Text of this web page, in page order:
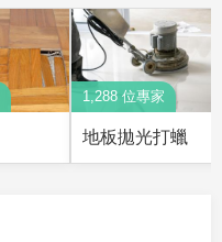
1,288 位專家
地板拋光打蠟